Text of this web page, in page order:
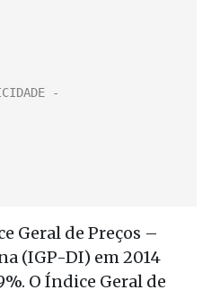
Geral de Preços –
(IGP-DI) em 2014
O Índice Geral de